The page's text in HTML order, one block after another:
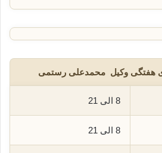
هفتگی وکیل محمدعلی رستمی
8 الی 21
8 الی 21